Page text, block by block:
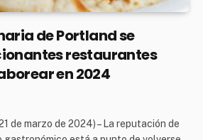
de Portland se
restaurantes
en 2024
de marzo de 2024) – La reputación de